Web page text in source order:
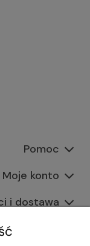
Pomoc
Moje konto
i dostawa
Informacje